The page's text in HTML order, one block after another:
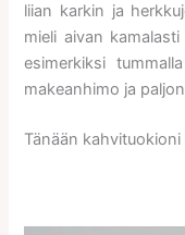
liian karkin ja
mieli aivan
esimerkiksi
makeanhimo ja
Tänään